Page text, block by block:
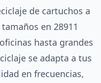
de cartuchos a
en 28911
hasta grandes
se adapta a tus
en frecuencias,